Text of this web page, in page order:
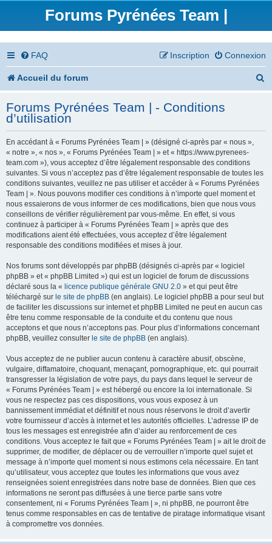
Forums Pyrénées Team |
FAQ Connexion
Inscription
Accueil du forum
h
Forums Pyrénées Team | - Conditions
d’utilisation
En accédant à « Forums Pyrénées Team | » (désigné ci-après par « nous »,
« notre », « nos », « Forums Pyrénées Team | » et « https://www.pyrenees-
team.com »), vous acceptez d’être légalement responsable des conditions
suivantes. Si vous n’acceptez pas d’être légalement responsable de toutes les
conditions suivantes, veuillez ne pas utiliser et accéder à « Forums Pyrénées
Team | ». Nous pouvons modifier ces conditions à n’importe quel moment et
nous essaierons de vous informer de ces modifications, bien que nous vous
conseillons de vérifier régulièrement par vous-même. En effet, si vous
continuez à participer à « Forums Pyrénées Team | » après que des
modifications aient été effectuées, vous acceptez d’être légalement
responsable des conditions modifiées et mises à jour.
Nos forums sont développés par phpBB (désignés ci-après par « logiciel
phpBB » et « phpBB Limited ») qui est un logiciel de forum de discussions
déclaré sous la « licence publique générale GNU 2.0 » et qui peut être
téléchargé sur le site de phpBB (en anglais). Le logiciel phpBB a pour seul but
de faciliter les discussions sur internet et phpBB Limited ne peut en aucun cas
être tenu comme responsable de la conduite et du contenu que nous
acceptons et que nous n’acceptons pas. Pour plus d’informations concernant
phpBB, veuillez consulter le site de phpBB (en anglais).
Vous acceptez de ne publier aucun contenu à caractère abusif, obscène,
vulgaire, diffamatoire, choquant, menaçant, pornographique, etc. qui pourrait
transgresser la législation de votre pays, du pays dans lequel le serveur de
« Forums Pyrénées Team | » est hébergé ou encore la loi internationale. Si
vous ne respectez pas ces dispositions, vous vous exposez à un
bannissement immédiat et définitif et nous nous réservons le droit d’avertir
votre fournisseur d’accès à internet et les autorités officielles. L’adresse IP de
tous les messages est enregistrée afin d’aider au renforcement de ces
conditions. Vous acceptez le fait que « Forums Pyrénées Team | » ait le droit de
supprimer, de modifier, de déplacer ou de verrouiller n’importe quel sujet et
message à n’importe quel moment si nous estimons cela nécessaire. En tant
qu’utilisateur, vous acceptez que toutes les informations que vous avez
renseignées soient enregistrées dans notre base de données. Bien que ces
informations ne seront pas diffusées à une tierce partie sans votre
consentement, ni « Forums Pyrénées Team | », ni phpBB, ne pourront être
tenus comme responsables en cas de tentative de piratage informatique visant
à compromettre vos données.